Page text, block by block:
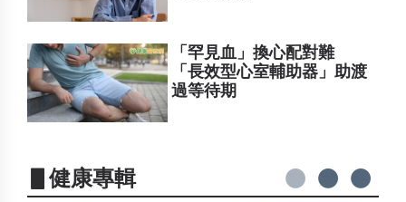
「罕見血」換心配對難
「長效型心室輔助器」助渡
過等待期
▋健康專輯